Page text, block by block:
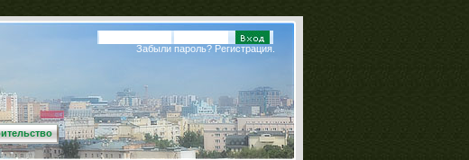
Забыли пароль? Регистрация.